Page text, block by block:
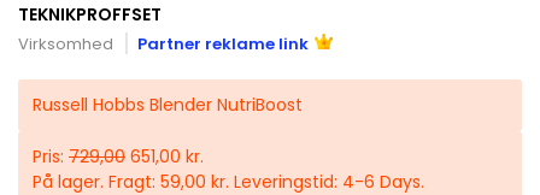
TEKNIKPROFFSET
Virksomhed Partner reklame link
Russell Hobbs Blender NutriBoost
Pris: 729,00 651,00 kr.
På lager. Fragt: 59,00 kr. Leveringstid: 4-6 Days.